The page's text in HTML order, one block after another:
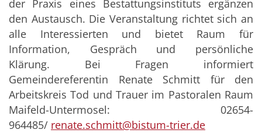
der Praxis eines Bestattungsinstituts ergänzen
den Austausch. Die Veranstaltung richtet sich an
alle Interessierten und bietet Raum für
Information, Gespräch und persönliche
Klärung. Bei Fragen informiert
Gemeindereferentin Renate Schmitt für den
Arbeitskreis Tod und Trauer im Pastoralen Raum
Maifeld-Untermosel: 02654-
964485/ renate.schmitt@bistum-trier.de